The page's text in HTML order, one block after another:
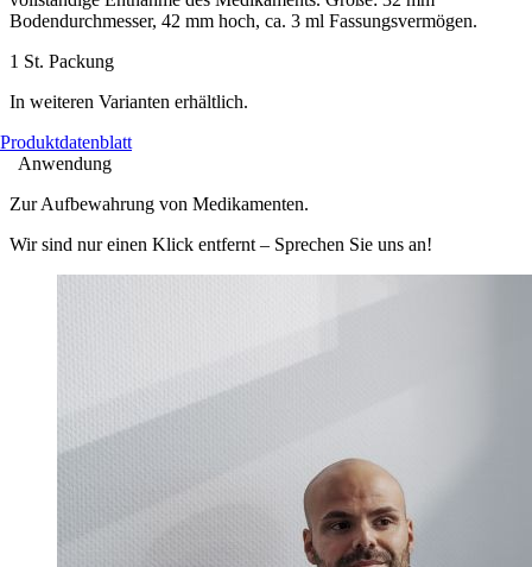
Bodendurchmesser, 42 mm hoch, ca. 3 ml Fassungsvermögen.
1 St. Packung
In weiteren Varianten erhältlich.
Produktdatenblatt
Anwendung
Zur Aufbewahrung von Medikamenten.
Wir sind nur einen Klick entfernt – Sprechen Sie uns an!